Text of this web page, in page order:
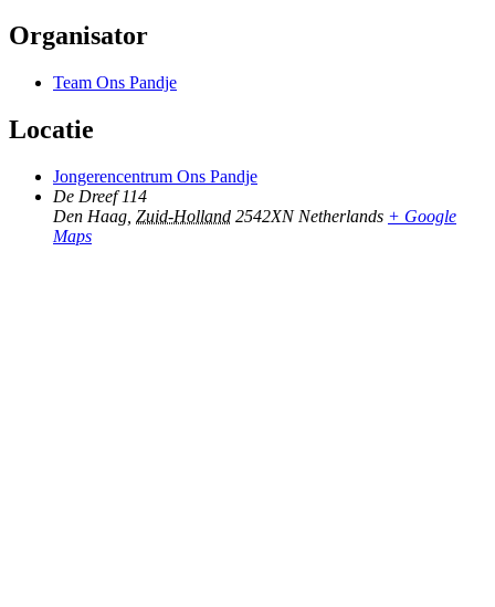
Organisator
Team Ons Pandje
Locatie
Jongerencentrum Ons Pandje
De Dreef 114
Den Haag Zuid-Holland 2542XN Netherlands + Google
Maps